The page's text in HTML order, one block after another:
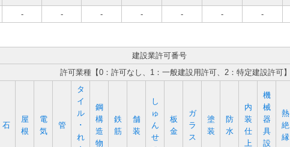
- - - - - - -
建設業許可番号
許可業種【0：許可なし、1：一般建設用許可、2：特定建設許可】
石
屋
根
電
気
管
タ
イ
ル
･
れ
鋼
構
造
物
鉄
筋
舗
装
し
ゅ
ん
せ
板
金
ガ
ラ
ス
塗
装
防
水
内
装
仕
上
機
械
器
具
設
熱
絶
縁